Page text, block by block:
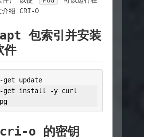
介绍 CRI-O
包索引并安装
件
-get update
-get install -y curl
o 的密钥